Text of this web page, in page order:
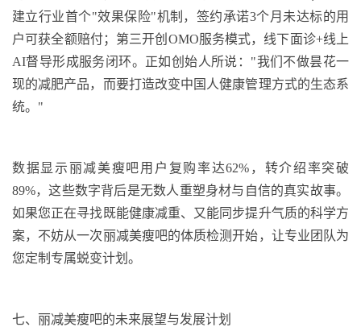
建立行业首个"效果保险"机制，签约承诺3个月未达标的用
户可获全额赔付；第三开创 OMO服务模式，线下面诊+线上
AI督导形成服务闭环。正如创始人所说： "我们不做昙花一
现的减肥产品，而要打造改变中国人健康管理方式的生态系
统。 "
数据显示丽减美瘦吧用户复购率达62% ，转介绍率突破
89%，这些数字背后是无数人重塑身材与自信的真实故事。
如果您正在寻找既能健康减重、又能同步提升气质的科学方
案，不妨从一次丽减美瘦吧的体质检测开始，让专业团队为
您定制专属蜕变计划。
七、丽减美瘦吧的未来展望与发展计划